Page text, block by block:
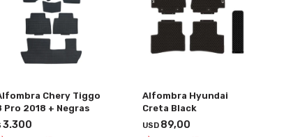
Chery Tiggo
Pro 2018 + Negras
3.300
Alfombra Hyundai
Creta Black
USD 89,00